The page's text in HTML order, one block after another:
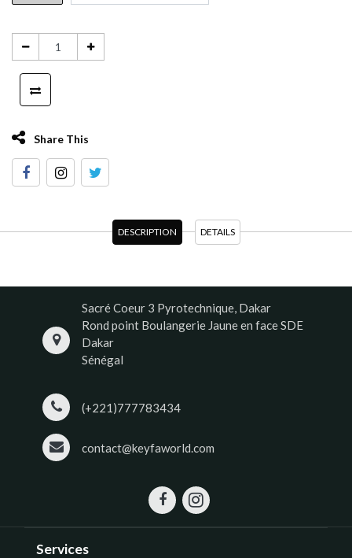
Share This
DESCRIPTION DETAILS
Sacré Coeur 3 Pyrotechnique, Dakar
Rond point Boulangerie Jaune en face SDE
Dakar
Sénégal
(+221)777783434
contact@keyfaworld.com
Services